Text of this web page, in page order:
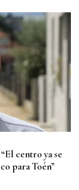
centro ya se
para Toén”